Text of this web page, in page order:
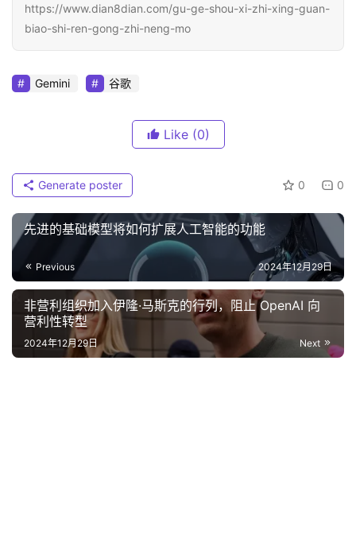
https://www.dian8dian.com/gu-ge-shou-xi-zhi-xing-guan-
biao-shi-ren-gong-zhi-neng-mo
Gemini 谷歌
Like (0)
0 0
Generate poster
先进的基础模型将如何扩展人工智能的功能
Previous 2024年12月29日
非营利组织加入伊隆·马斯克的行列，阻止 OpenAI 向
营利性转型
Next
2024年12月29日